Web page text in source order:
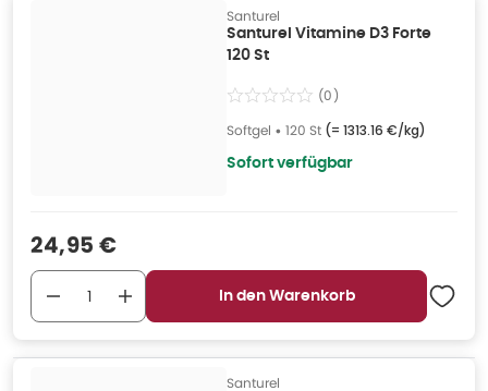
Santurel
Santurel Vitamine D3 Forte
120 St
(0)
Softgel • 120 St (= 1313.16 €/kg)
Sofort verfügbar
Verkaufspreis
24,95 €
In den Warenkorb
Santurel